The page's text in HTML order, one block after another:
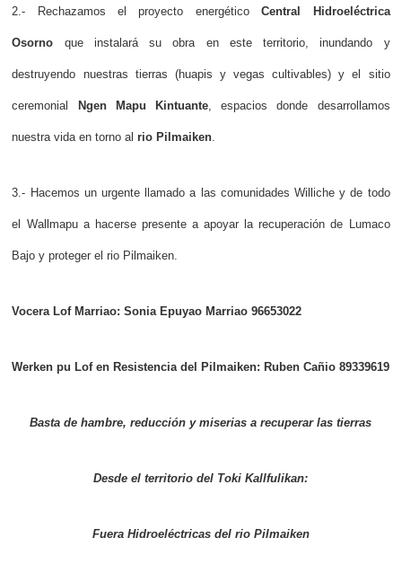
2.- Rechazamos el proyecto energéticoCentral Hidroeléctrica
Osorno que instalará su obra en este territorio, inundando y
destruyendo nuestras tierras (huapis y vegas cultivables) y el sitio
ceremonial Ngen Mapu Kintuante, espacios donde desarrollamos
nuestra vida en torno alrio Pilmaiken.
3.- Hacemos un urgente llamado a las comunidades Williche y de todo
el Wallmapu a hacerse presente a apoyar la recuperación de Lumaco
Bajo y proteger el rio Pilmaiken.
Vocera Lof Marriao: Sonia Epuyao Marriao 96653022
Werken pu Lof en Resistencia del Pilmaiken: Ruben Cañio 89339619
Basta de hambre, reducción y miserias a recuperar las tierras
Desde el territorio del Toki Kallfulikan:
Fuera Hidroeléctricas del rio Pilmaiken